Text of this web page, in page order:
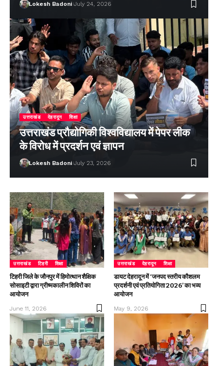
Lokesh Badoni July 24, 2026
उत्तराखंड देहरादून शिक्षा
उत्तराखंड प्रौद्योगिकी विश्वविद्यालय में पेपर लीक
के विरोध में प्रदर्शन एवं ज्ञापन
Lokesh Badoni July 23, 2026
उत्तराखंड टिहरी शिक्षा
टिहरी जिले के जौनपुर में हिमोत्थान शैक्षिक
सोसाइटी द्वारा ग्रीष्मकालीन शिविरों का
आयोजन
June 11, 2026
उत्तराखंड देहरादून शिक्षा
डायट देहरादून में ‘जनपद स्तरीय कौशलम
प्रदर्शनी एवं प्रतियोगिता 2026’ का भव्य
आयोजन
May 9, 2026